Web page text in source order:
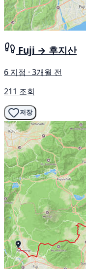
Fuji → 후지산
6 지점 · 3개월 전
211 조회
저장